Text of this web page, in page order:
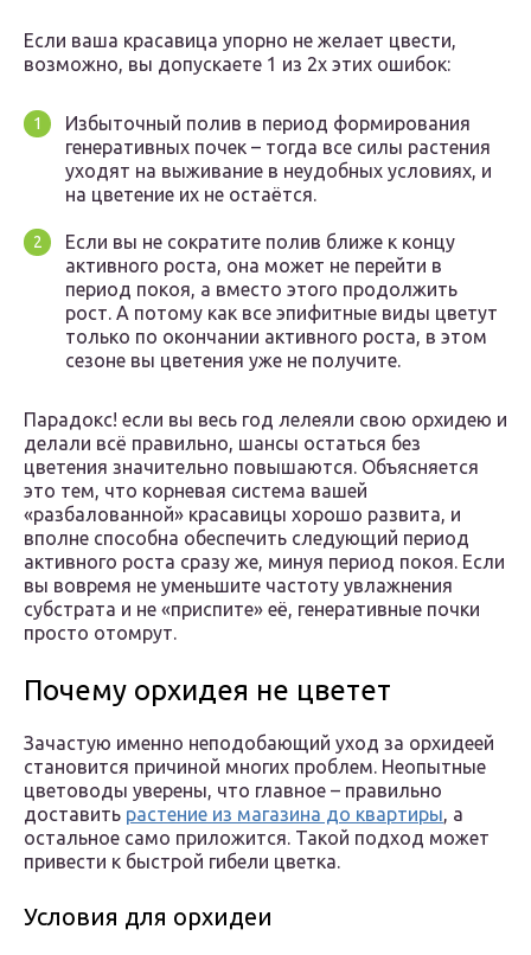
Если ваша красавица упорно не желает цвести,
возможно, вы допускаете 1 из 2х этих ошибок:
Избыточный полив в период формирования
генеративных почек – тогда все силы растения
уходят на выживание в неудобных условиях, и
на цветение их не остаётся.
Если вы не сократите полив ближе к концу
активного роста, она может не перейти в
период покоя, а вместо этого продолжить
рост. А потому как все эпифитные виды цветут
только по окончании активного роста, в этом
сезоне вы цветения уже не получите.
Парадокс! если вы весь год лелеяли свою орхидею и
делали всё правильно, шансы остаться без
цветения значительно повышаются. Объясняется
это тем, что корневая система вашей
«разбалованной» красавицы хорошо развита, и
вполне способна обеспечить следующий период
активного роста сразу же, минуя период покоя. Если
вы вовремя не уменьшите частоту увлажнения
субстрата и не «приспите» её, генеративные почки
просто отомрут.
Почему орхидея не цветет
Зачастую именно неподобающий уход за орхидеей
становится причиной многих проблем. Неопытные
цветоводы уверены, что главное – правильно
доставить растение из магазина до квартиры, а
остальное само приложится. Такой подход может
привести к быстрой гибели цветка.
Условия для орхидеи